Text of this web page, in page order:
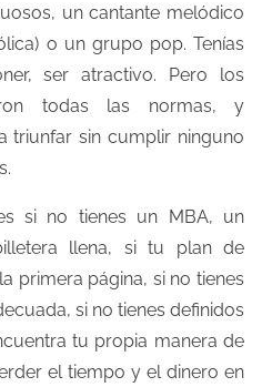
un cantante melódico
o un grupo pop. Tenías
ser atractivo. Pero los
todas las normas, y
triunfar sin cumplir ninguno
si no tienes un MBA, un
llena, si tu plan de
primera página, si no tienes
si no tienes definidos
tu propia manera de
el tiempo y el dinero en